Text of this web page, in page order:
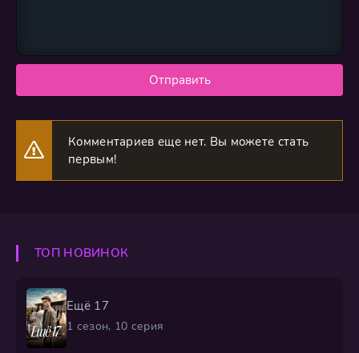
Отправить
Комментариев еще нет. Вы можете стать
первым!
ТОП НОВИНОК
Ещё 17
1 сезон, 10 серия